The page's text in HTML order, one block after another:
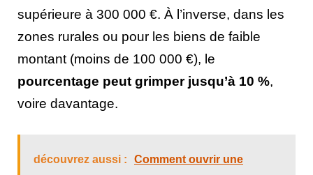
supérieure à 300 000 €. À l’inverse, dans les
zones rurales ou pour les biens de faible
montant (moins de 100 000 €), le
pourcentage peut grimper jusqu’à 10 %,
voire davantage.
découvrez aussi :
Comment ouvrir une